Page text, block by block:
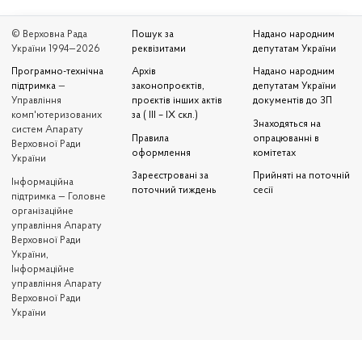
© Верховна Рада
України 1994—2026
Програмно-технічна
підтримка —
Управління
комп'ютеризованих
систем Апарату
Верховної Ради
України
Iнформаційна
підтримка — Головне
організаційне
управління Апарату
Верховної Ради
України,
Інформаційне
управління Апарату
Верховної Ради
України
Пошук за
реквізитами
Архів
законопроєктів,
проєктів інших актів
за ( III – IX скл.)
Правила
оформлення
Зареєстровані за
поточний тиждень
Надано народним
депутатам України
Надано народним
депутатам України
документів до ЗП
Знаходяться на
опрацюванні в
комітетах
Прийняті на поточній
сесії